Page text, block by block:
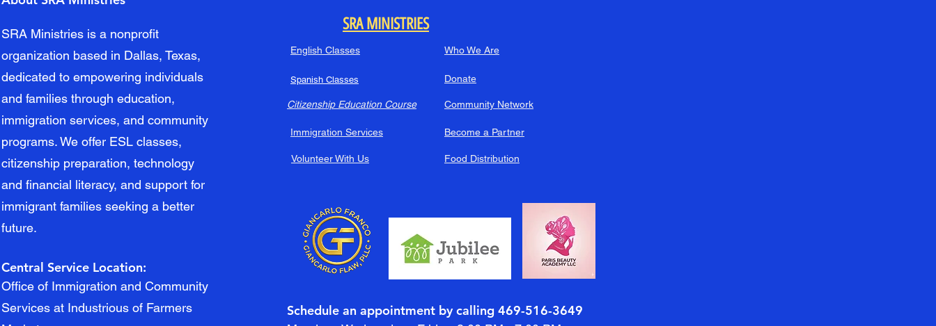
SRA Ministries is a nonprofit
organization based in Dallas, Texas,
dedicated to empowering individuals
and families through education,
immigration services, and community
programs. We offer ESL classes,
citizenship preparation, technology
and financial literacy, and support for
immigrant families seeking a better
future.
Central Service Location:
Office of Immigration and Community
Services at Industrious of Farmers
SRA MINISTRIES
English Classes
Spanish Classes
Citizenship Education Course
Immigration Services
Volunteer With Us
Who We Are
Donate
Community Network
Become a Partner
Food Distribution
Schedule an appointment by calling 469-516-3649